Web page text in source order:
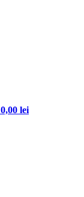
0,00 lei